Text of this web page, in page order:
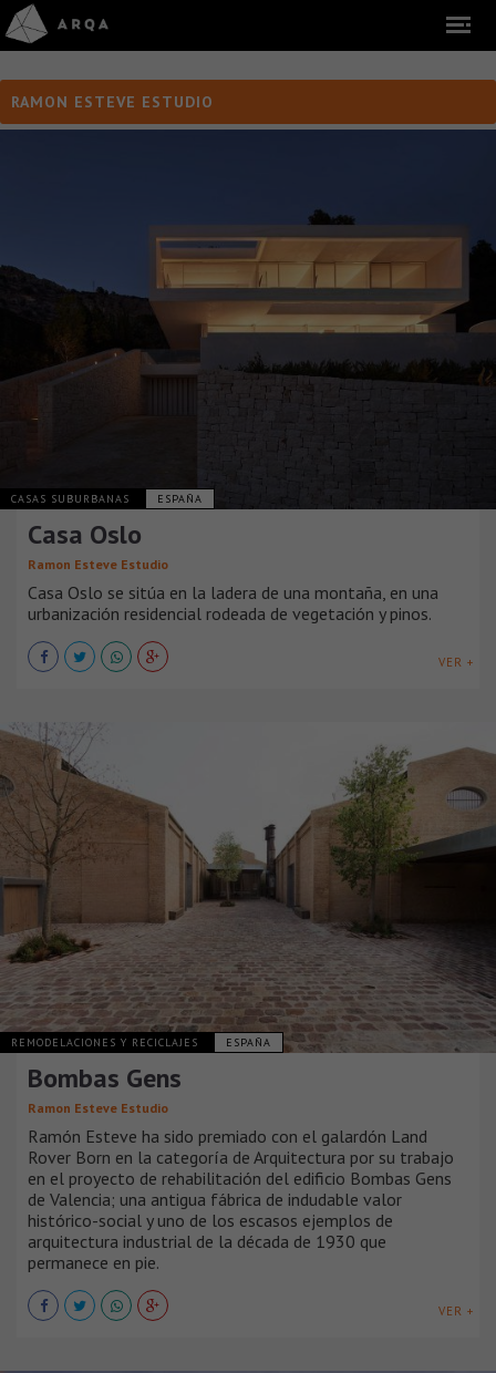
RAMON ESTEVE ESTUDIO
CASAS SUBURBANAS ESPAÑA
Casa Oslo
Ramon Esteve Estudio
Casa Oslo se sitúa en la ladera de una montaña, en una
urbanización residencial rodeada de vegetación y pinos.
VER +
REMODELACIONES Y RECICLAJES ESPAÑA
Bombas Gens
Ramon Esteve Estudio
Ramón Esteve ha sido premiado con el galardón Land
Rover Born en la categoría de Arquitectura por su trabajo
en el proyecto de rehabilitación del edificio Bombas Gens
de Valencia; una antigua fábrica de indudable valor
histórico-social y uno de los escasos ejemplos de
arquitectura industrial de la década de 1930 que
permanece en pie.
VER +